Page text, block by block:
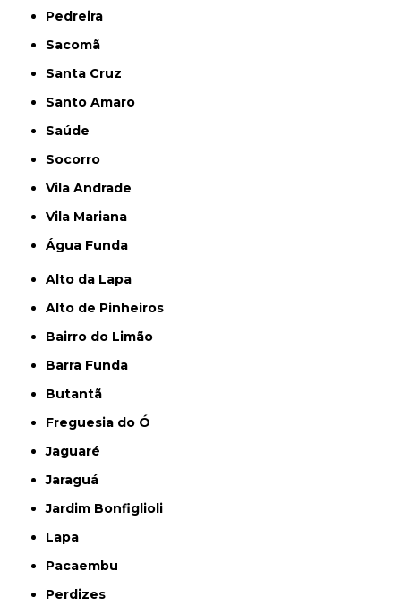
Pedreira
Sacomã
Santa Cruz
Santo Amaro
Saúde
Socorro
Vila Andrade
Vila Mariana
Água Funda
Alto da Lapa
Alto de Pinheiros
Bairro do Limão
Barra Funda
Butantã
Freguesia do Ó
Jaguaré
Jaraguá
Jardim Bonfiglioli
Lapa
Pacaembu
Perdizes